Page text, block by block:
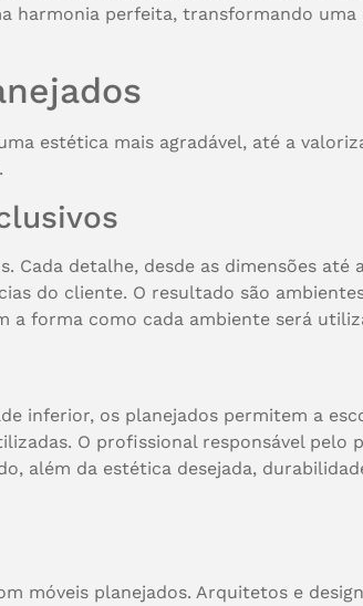
harmonia perfeita, transformando uma
estética mais agradável, até a
detalhe, desde as dimensões até
do cliente. O resultado são
a forma como cada ambiente será
inferior, os planejados permitem a
O profissional responsável pelo
além da estética desejada,
móveis planejados. Arquitetos e